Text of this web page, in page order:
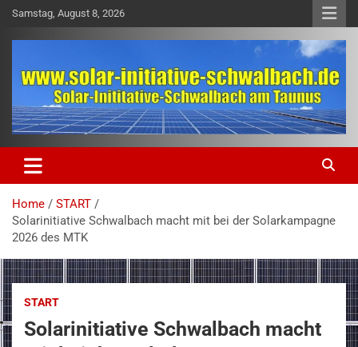
Skip
content
Samstag, August 8, 2026
solar-initiative-schwalbach.de
Home
START
Solarinitiative Schwalbach macht mit bei der Solarkampagne
2026 des MTK
START
Solarinitiative Schwalbach macht